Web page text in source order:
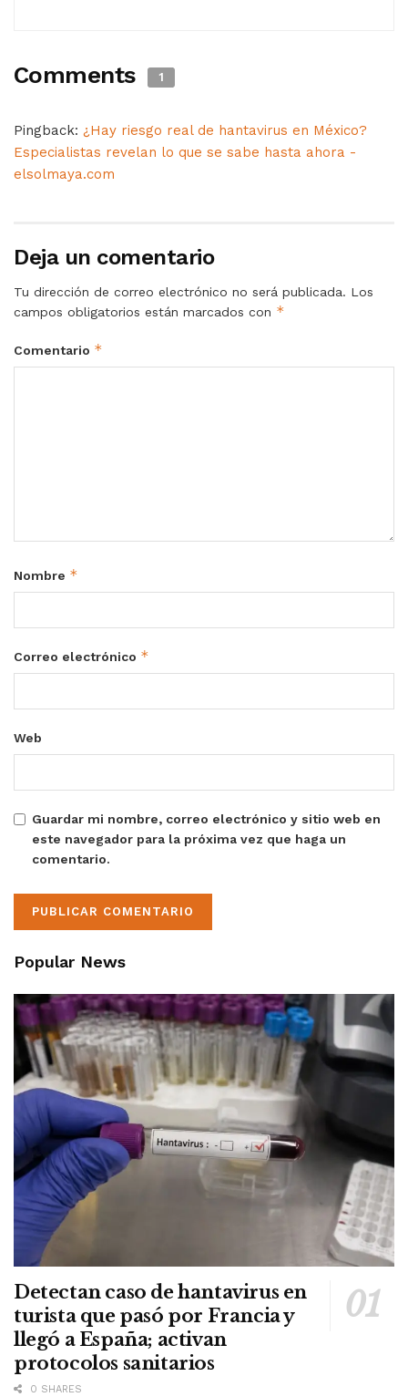
Comments 1
Pingback: ¿Hay riesgo real de hantavirus en México?
Especialistas revelan lo que se sabe hasta ahora -
elsolmaya.com
Deja un comentario
Tu dirección de correo electrónico no será publicada. Los
campos obligatorios están marcados con *
Comentario *
Nombre *
Correo electrónico *
Web
Guardar mi nombre, correo electrónico y sitio web en
este navegador para la próxima vez que haga un
comentario.
Popular News
Detectan caso de hantavirus en
turista que pasó por Francia y
llegó a España; activan
protocolos sanitarios
0 SHARES